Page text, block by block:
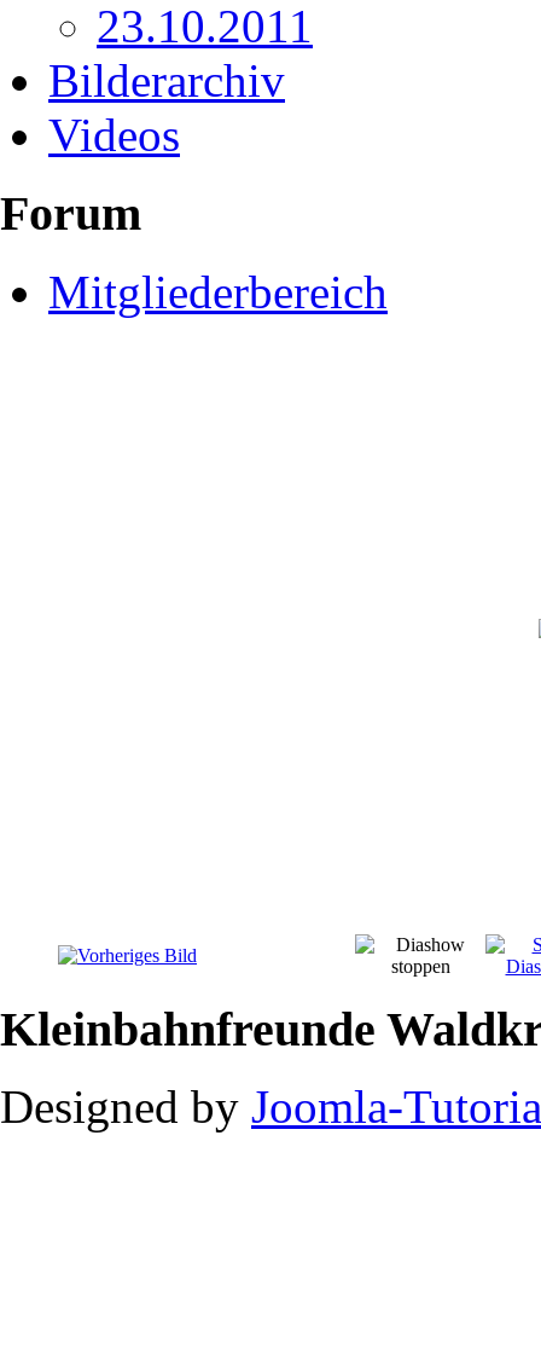
23.10.2011
Bilderarchiv
Videos
Forum
Mitgliederbereich
Kleinbahnfreunde
Designed by Joomla-